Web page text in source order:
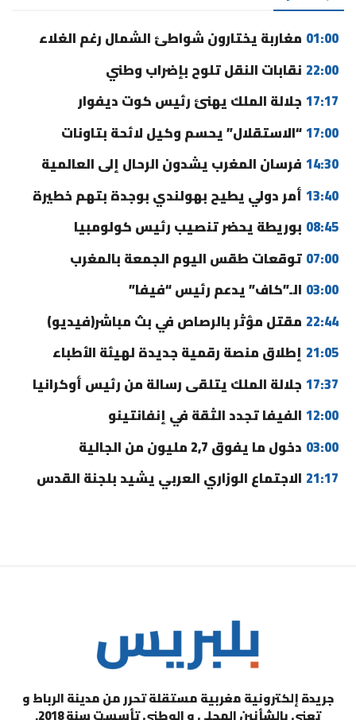
01:00 مغاربة يختارون شواطئ الشمال رغم الغلاء
22:00 نقابات النقل تلوح بإضراب وطني
17:17 جلالة الملك يهنئ رئيس كوت ديفوار
17:00“الاستقلال” يحسم وكيل لائحة بتاونات
14:30 فرسان المغرب يشدون الرحال إلى العالمية
13:40 أمر دولي يطيح بهولندي بوجدة بتهم خطيرة
08:45 بوريطة يحضر تنصيب رئيس كولومبيا
07:00 توقعات طقس اليوم الجمعة بالمغرب
03:00 الـ”كاف” يدعم رئيس “فيفا”
22:44 مقتل مؤثر بالرصاص في بث مباشر(فيديو)
21:05 إطلاق منصة رقمية جديدة لهيئة الأطباء
17:37 جلالة الملك يتلقى رسالة من رئيس أوكرانيا
12:00 الفيفا تجدد الثقة في إنفانتينو
03:00 دخول ما يفوق 2,7 مليون من الجالية
21:17 الاجتماع الوزاري العربي يشيد بلجنة القدس
جريدة إلكترونية مغربية مستقلة تحرر من مدينة الرباط و